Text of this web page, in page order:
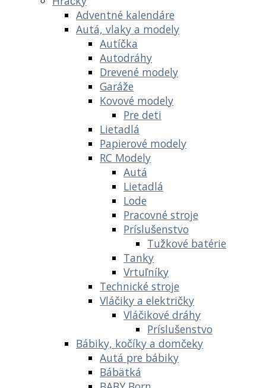
Adventné kalendáre
Autá, vlaky a modely
Autíčka
Autodráhy
Drevené modely
Garáže
Kovové modely
Pre deti
Lietadlá
Papierové modely
RC Modely
Autá
Lietadlá
Lode
Pracovné stroje
Príslušenstvo
Tužkové batérie
Tanky
Vrtuľníky
Technické stroje
Vláčiky a električky
Vláčikové dráhy
Príslušenstvo
Bábiky, kočíky a domčeky
Autá pre bábiky
Bábätká